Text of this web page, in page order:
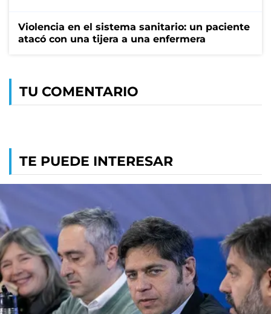
Violencia en el sistema sanitario: un paciente
atacó con una tijera a una enfermera
TU COMENTARIO
TE PUEDE INTERESAR